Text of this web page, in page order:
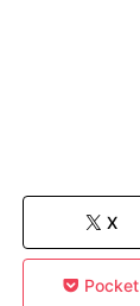
X
Pocket